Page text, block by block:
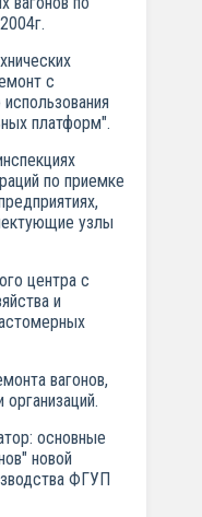
с
платформ".
по приемке
узлы
центра с
и
вагонов,
основные
новой
ФГУП